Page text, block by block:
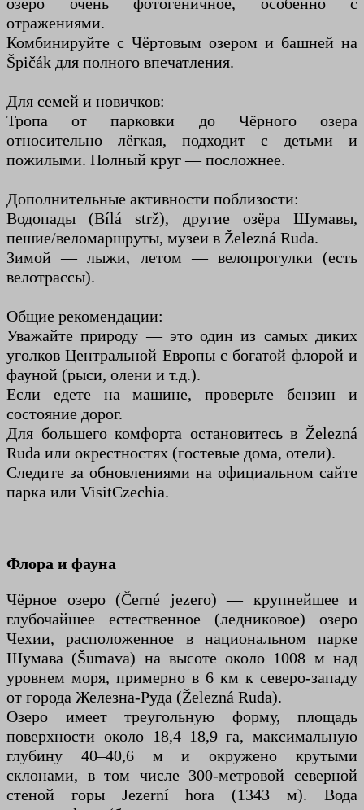
отражениями.
Комбинируйте с Чёртовым озером и башней на
Špičák для полного впечатления.
Для семей и новичков:
Тропа от парковки до Чёрного озера
относительно лёгкая, подходит с детьми и
пожилыми. Полный круг — посложнее.
Дополнительные активности поблизости:
Водопады (Bílá strž), другие озёра Шумавы,
пешие/веломаршруты, музеи в Železná Ruda.
Зимой — лыжи, летом — велопрогулки (есть
велотрассы).
Общие рекомендации:
Уважайте природу — это один из самых диких
уголков Центральной Европы с богатой флорой и
фауной (рыси, олени и т.д.).
Если едете на машине, проверьте бензин и
состояние дорог.
Для большего комфорта остановитесь в Železná
Ruda или окрестностях (гостевые дома, отели).
Следите за обновлениями на официальном сайте
парка или VisitCzechia.
Флора и фауна
Чёрное озеро (Černé jezero) — крупнейшее и
глубочайшее естественное (ледниковое) озеро
Чехии, расположенное в национальном парке
Шумава (Šumava) на высоте около 1008 м над
уровнем моря, примерно в 6 км к северо-западу
от города Железна-Руда (Železná Ruda).
Озеро имеет треугольную форму, площадь
поверхности около 18,4–18,9 га, максимальную
глубину 40–40,6 м и окружено крутыми
склонами, в том числе 300-метровой северной
стеной горы Jezerní hora (1343 м). Вода